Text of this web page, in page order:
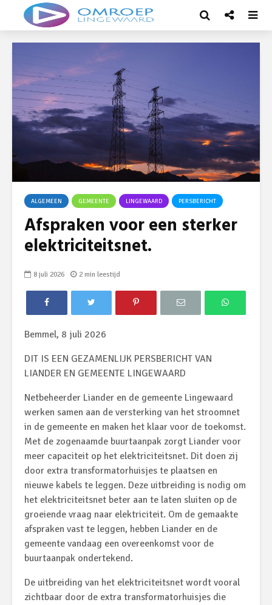
ALGEMEEN GEMEENTE LINGEWAARD PERSBERICHT
Afspraken voor een sterker
elektriciteitsnet.
8 juli 2026 2 min leestijd
Bemmel, 8 juli 2026
DIT IS EEN GEZAMENLIJK PERSBERICHT VAN
LIANDER EN GEMEENTE LINGEWAARD
Netbeheerder Liander en de gemeente Lingewaard
werken samen aan de versterking van het stroomnet
in de gemeente en maken het klaar voor de toekomst.
Met de zogenaamde buurtaanpak zorgt Liander voor
meer capaciteit op het elektriciteitsnet. Dit doen zij
door extra transformatorhuisjes te plaatsen en
nieuwe kabels te leggen. Deze uitbreiding is nodig om
het elektriciteitsnet beter aan te laten sluiten op de
groeiende vraag naar elektriciteit. Om de gemaakte
afspraken vast te leggen, hebben Liander en de
gemeente vandaag een overeenkomst voor de
buurtaanpak ondertekend.
De uitbreiding van het elektriciteitsnet wordt vooral
zichtbaar door de extra transformatorhuisjes die